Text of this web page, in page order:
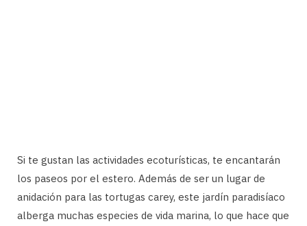
Si te gustan las actividades ecoturísticas, te encantarán
los paseos por el estero. Además de ser un lugar de
anidación para las tortugas carey, este jardín paradisíaco
alberga muchas especies de vida marina, lo que hace que